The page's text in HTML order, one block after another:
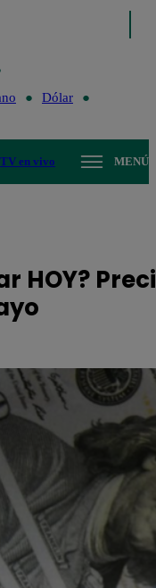
Dólar
TV en vivo MENÚ
HOY?